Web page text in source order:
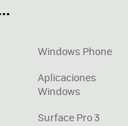
Windows Phone
Aplicaciones
Windows
Surface Pro 3